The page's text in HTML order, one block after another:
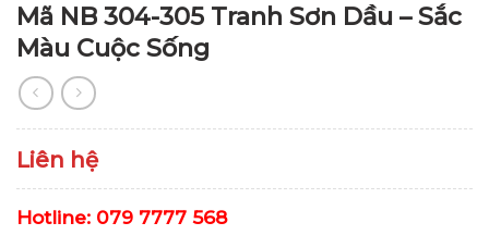
Mã NB 304-305 Tranh Sơn Dầu – Sắc
Màu Cuộc Sống
Liên hệ
Hotline: 079 7777 568